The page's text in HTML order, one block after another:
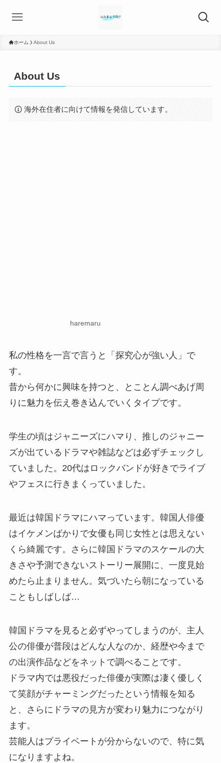
ホーム About Us
About Us
海外在住者に向けて情報を発信しています。
haremaru
私の性格を一言で言うと「探究心が強い人」で
す。
昔から何かに興味を持つと、とことん調べあげ周
りに魅力を伝え巻き込んでいくタイプです。
学生の頃はジャニーズにハマり、推しのジャニー
ズが出ているドラマや雑誌などは必ずチェックし
ていました。20代はロックバンドが好きでライブ
やフェスに行きまくっていました。
最近は韓国ドラマにハマっています。韓国人俳優
はイケメンばかりで女優も同じ女性とは思えない
くら綺麗です。さらに韓国ドラマのスケールの大
きさや予測できないストーリー展開に、一度見始
めたら止まりません。気づいたら朝になっている
こともしばしば…
韓国ドラマを見ると必ずやってしまうのが、主人
公の俳優が普段はどんな人なのか、経歴や今まで
の出演作品などをネットで調べることです。
ドラマ内では悪役だった俳優が実際は凄く優しく
て笑顔がチャーミングだったという情報を知る
と、さらにドラマの見方が変わり魅力につながり
ます。
芸能人はプライベートが分からないので、特に気
になりますよね。